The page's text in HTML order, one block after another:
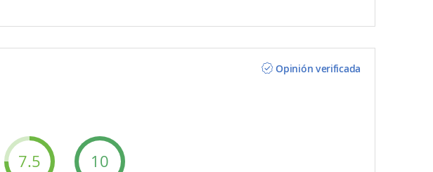
Opinión verificada
7.5 10